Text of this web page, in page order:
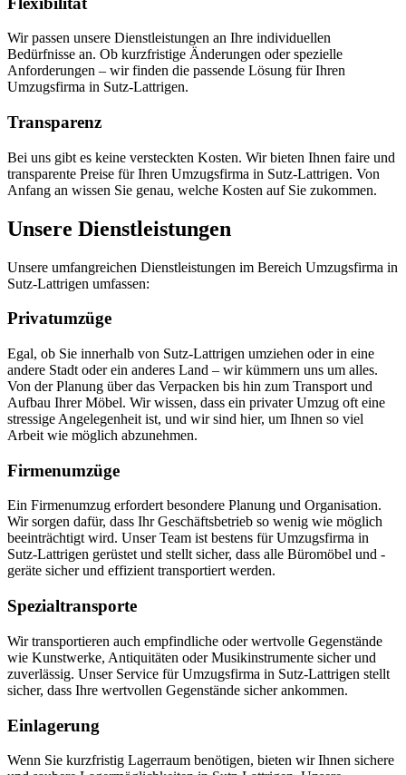
Wir passen unsere Dienstleistungen an Ihre individuellen
Bedürfnisse an. Ob kurzfristige Änderungen oder spezielle
Anforderungen – wir finden die passende Lösung für Ihren
Umzugsfirma in Sutz-Lattrigen.
Transparenz
Bei uns gibt es keine versteckten Kosten. Wir bieten Ihnen faire und
transparente Preise für Ihren Umzugsfirma in Sutz-Lattrigen. Von
Anfang an wissen Sie genau, welche Kosten auf Sie zukommen.
Unsere Dienstleistungen
Unsere umfangreichen Dienstleistungen im Bereich Umzugsfirma in
Sutz-Lattrigen umfassen:
Privatumzüge
Egal, ob Sie innerhalb von Sutz-Lattrigen umziehen oder in eine
andere Stadt oder ein anderes Land – wir kümmern uns um alles.
Von der Planung über das Verpacken bis hin zum Transport und
Aufbau Ihrer Möbel. Wir wissen, dass ein privater Umzug oft eine
stressige Angelegenheit ist, und wir sind hier, um Ihnen so viel
Arbeit wie möglich abzunehmen.
Firmenumzüge
Ein Firmenumzug erfordert besondere Planung und Organisation.
Wir sorgen dafür, dass Ihr Geschäftsbetrieb so wenig wie möglich
beeinträchtigt wird. Unser Team ist bestens für Umzugsfirma in
Sutz-Lattrigen gerüstet und stellt sicher, dass alle Büromöbel und -
geräte sicher und effizient transportiert werden.
Spezialtransporte
Wir transportieren auch empfindliche oder wertvolle Gegenstände
wie Kunstwerke, Antiquitäten oder Musikinstrumente sicher und
zuverlässig. Unser Service für Umzugsfirma in Sutz-Lattrigen stellt
sicher, dass Ihre wertvollen Gegenstände sicher ankommen.
Einlagerung
Wenn Sie kurzfristig Lagerraum benötigen, bieten wir Ihnen sichere